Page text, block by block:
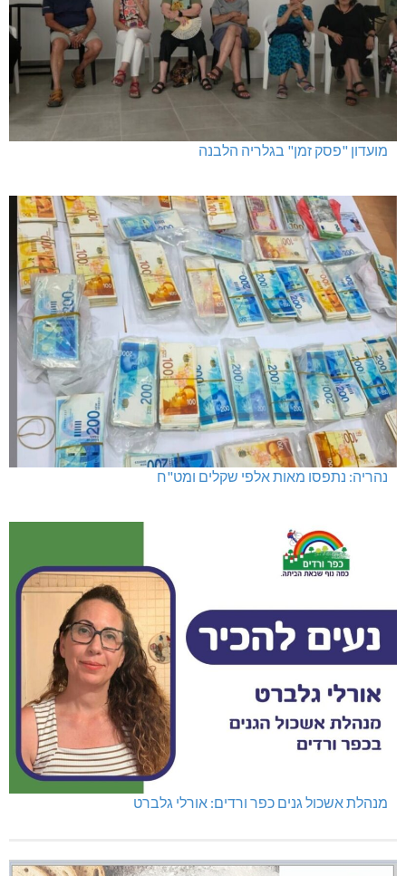
מועדון "פסק זמן" בגלריה הלבנה
נהריה: נתפסו מאות אלפי שקלים ומט"ח
מנהלת אשכול גנים כפר ורדים: אורלי גלברט